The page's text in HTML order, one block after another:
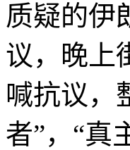
质疑的伊
议，晚上
喊抗议，
者”，“真